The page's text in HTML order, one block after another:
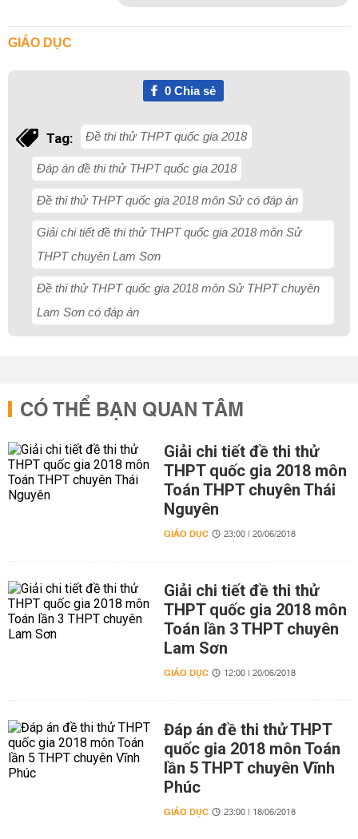
GIÁO DỤC
0Chia sẻ
Tag: Đề thi thử THPT quốc gia 2018
Đáp án đề thi thử THPT quốc gia 2018
Đề thi thử THPT quốc gia 2018 môn Sử có đáp án
Giải chi tiết đề thi thử THPT quốc gia 2018 môn Sử
THPT chuyên Lam Sơn
Đề thi thử THPT quốc gia 2018 môn Sử THPT chuyên
Lam Sơn có đáp án
CÓ THỂ BẠN QUAN TÂM
Giải chi tiết đề thi thử
THPT quốc gia 2018 môn
Toán THPT chuyên Thái
Nguyên
GIÁO DỤC 23:00 | 20/06/2018
Giải chi tiết đề thi thử
THPT quốc gia 2018 môn
Toán lần 3 THPT chuyên
Lam Sơn
GIÁO DỤC 12:00 | 20/06/2018
Đáp án đề thi thử THPT
quốc gia 2018 môn Toán
lần 5 THPT chuyên Vĩnh
Phúc
GIÁO DỤC 23:00 | 18/06/2018